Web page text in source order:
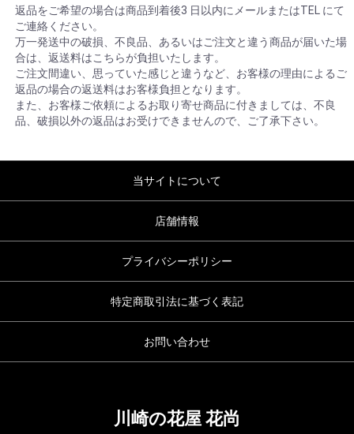
返品をご希望の場合は商品到着後3 日以内にメールまたはTEL にて
ご連絡ください。
万一発送中の破損、不良品、あるいはご注文と違う商品が届いた場
合は、返送料はこちらが負担いたします。
ご注文間違い、思っていた感じと違うなど、お客様の理由によるご
返品の場合の返送料はお客様負担となります。
また、お客様ご依頼によるお取り寄せ商品に付きましては、不良
品、破損以外の返品はお受けできませんので、ご了承下さい。
当サイトについて
店舗情報
プライバシーポリシー
特定商取引法に基づく表記
お問い合わせ
川崎の花屋 花尚